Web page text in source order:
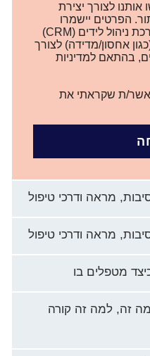
לצורך יצירת
הפרטים יישמרו
במערכות המרפאה ו/או במערכת ניהול לידים (CRM)
אחסון/מדידה) לצורך
בהתאם למדיניות
ת שקראתי את
מראה ודרכי טיפול
מראה ודרכי טיפול
מטפלים בו
מה זה, למה זה קורה